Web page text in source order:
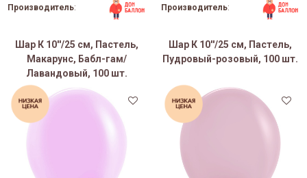
Производитель: Производитель:
Шар К 10''/25 см, Пастель,
Макарунс, Бабл-гам/
Лавандовый, 100 шт.
Шар К 10''/25 см, Пастель,
Пудровый-розовый, 100 шт.